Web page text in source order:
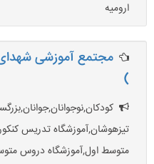
ارومیه
مجتمع آموزشی
)
تیزهوشان,آموزشگاه تدریس
متوسط اول,آموزشگاه دروس